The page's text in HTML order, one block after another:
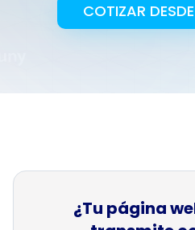
COTIZAR
¿Tu página